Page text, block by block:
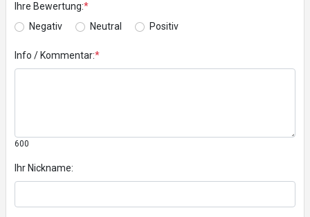
Ihre Bewertung:*
Negativ
Neutral Positiv
Info / Kommentar:*
600
Ihr Nickname: